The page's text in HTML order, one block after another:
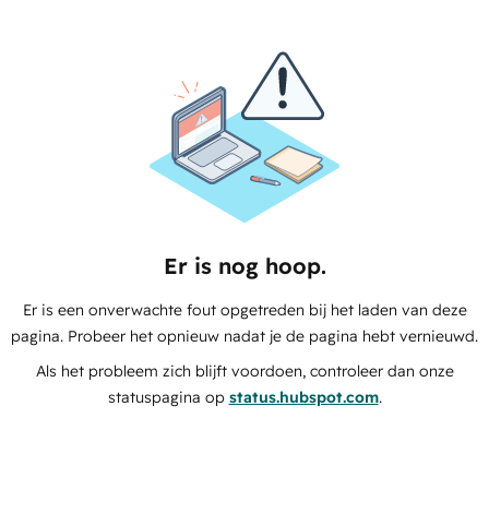
Er is nog hoop.
Er is een onverwachte fout opgetreden bij het laden van deze
pagina. Probeer het opnieuw nadat je de pagina hebt vernieuwd.
Als het probleem zich blijft voordoen, controleer dan onze
statuspagina op status.hubspot.com.